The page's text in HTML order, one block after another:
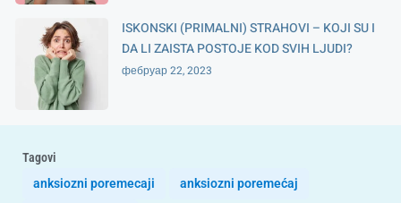
ISKONSKI (PRIMALNI) STRAHOVI – KOJI SU I
DA LI ZAISTA POSTOJE KOD SVIH LJUDI?
фебруар 22, 2023
Tagovi
anksiozni poremecaji
anksiozni poremećaj